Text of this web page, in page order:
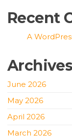
Recent
A
Archives
June 2026
May 2026
April 2026
March 2026